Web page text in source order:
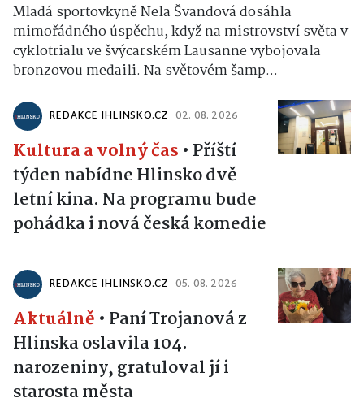
Mladá sportovkyně Nela Švandová dosáhla
mimořádného úspěchu, když na mistrovství světa v
cyklotrialu ve švýcarském Lausanne vybojovala
bronzovou medaili. Na světovém šamp...
REDAKCE IHLINSKO.CZ 02. 08. 2026
Kultura a volný čas • Příští
týden nabídne Hlinsko dvě
letní kina. Na programu bude
pohádka i nová česká komedie
REDAKCE IHLINSKO.CZ 05. 08. 2026
Aktuálně • Paní Trojanová z
Hlinska oslavila 104.
narozeniny, gratuloval jí i
starosta města